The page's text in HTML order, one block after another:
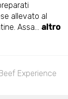
allevato al
Assa... altro
Experience